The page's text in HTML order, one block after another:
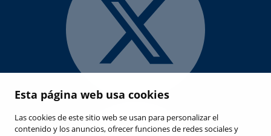
Esta página web usa cookies
Las cookies de este sitio web se usan para personalizar el
contenido y los anuncios, ofrecer funciones de redes sociales y